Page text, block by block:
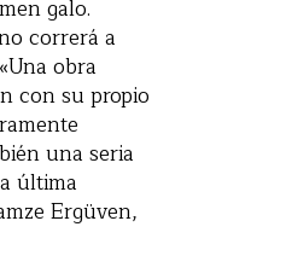
galo.
correrá a
obra
con su propio
una seria
última
Ergüven,